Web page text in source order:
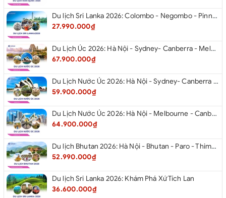
Du lịch Sri Lanka 2026: Colombo - Negombo - Pinnawala - Kandy - Kalutara - Nuwara - Eliya
27.990.000₫
Du Lịch Úc 2026: Hà Nội - Sydney- Canberra - Melbourne - Hà Nội
67.900.000₫
Du Lịch Nước Úc 2026: Hà Nội - Sydney- Canberra - Melbourne - Hà Nội
59.900.000₫
Du Lịch Nước Úc 2026: Hà Nội - Melbourne - Canberra - Sydney - Hà Nội
64.900.000₫
Du lịch Bhutan 2026: Hà Nội - Bhutan - Paro - Thimphu - Punakha
52.990.000₫
Du lịch Sri Lanka 2026: Khám Phá Xứ Tích Lan
36.600.000₫